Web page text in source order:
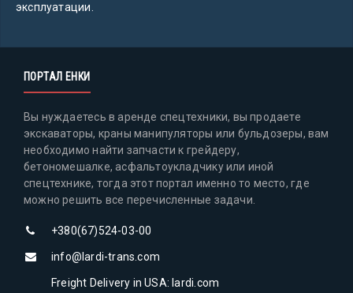
эксплуатации.
ПОРТАЛ ЕНКИ
Вы нуждаетесь в аренде спецтехники, вы продаете
экскаваторы, краны манипуляторы или бульдозеры, вам
необходимо найти запчасти к грейдеру,
бетономешалке, асфальтоукладчику или иной
спецтехнике, тогда этот портал именно то место, где
можно решить все перечисленные задачи.
+380(67)524-03-00
info@lardi-trans.com
Freight Delivery in USA: lardi.com